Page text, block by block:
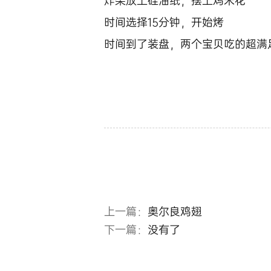
时间选择15分钟，开始烤
时间到了装盘，两个宝贝吃的超满
上一篇： 奥尔良鸡翅
下一篇： 没有了